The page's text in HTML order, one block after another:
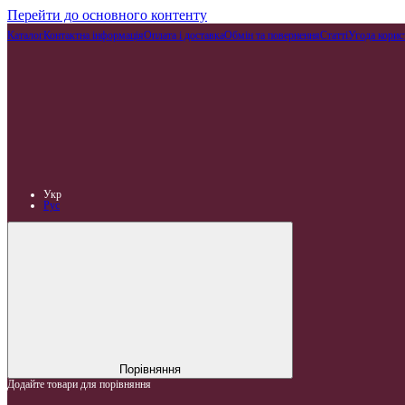
Перейти до основного контенту
КаталогКонтактна інформаціяОплата і доставкаОбмін та поверненняСтаттіУгода
Укр
Рус
Порівняння
Додайте товари для порівняння